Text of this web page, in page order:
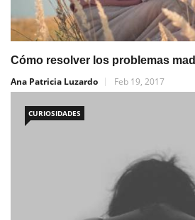
Cómo resolver los problemas
Ana Patricia Luzardo
Feb 19, 2017
CURIOSIDADES